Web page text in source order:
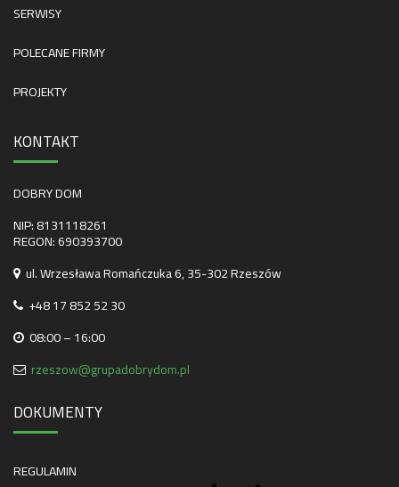
SERWISY
POLECANE FIRMY
PROJEKTY
KONTAKT
DOBRY DOM
NIP: 8131118261
REGON: 690393700
ul. Wrzesława Romańczuka 6, 35-302 Rzeszów
+48 17 852 52 30
08:00 – 16:00
rzeszow@grupadobrydom.pl
DOKUMENTY
REGULAMIN